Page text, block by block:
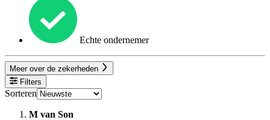
Echte ondernemer
Meer over de zekerheden
Filters
Sorteren
M van Son